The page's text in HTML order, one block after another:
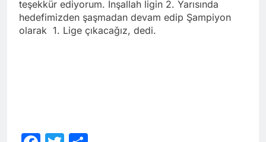
teşekkür ediyorum. İnşallah ligin 2. Yarısında
hedefimizden şaşmadan devam edip Şampiyon
olarak 1. Lige çıkacağız, dedi.